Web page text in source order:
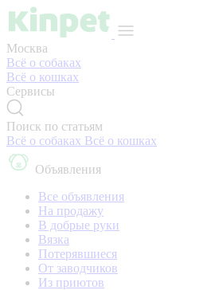
Москва
Всё о собаках
Всё о кошках
Сервисы
Поиск по статьям
Всё о собаках Всё о кошках
Объявления
Все объявления
На продажу
В добрые руки
Вязка
Потерявшиеся
От заводчиков
Из приютов